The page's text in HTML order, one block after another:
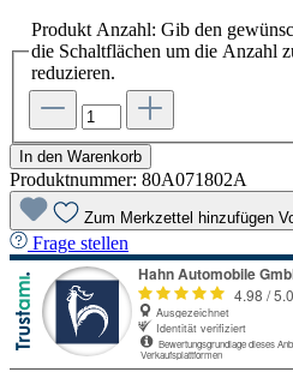
Produkt Anzahl: Gib den
die Schaltflächen um die Anzahl
reduzieren.
In den Warenkorb
Produktnummer: 80A071802A
Zum Merkzettel hinzufügen
Frage stellen